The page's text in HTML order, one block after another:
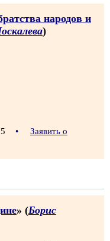
народов и
)
•
Заявить о
» (Борис